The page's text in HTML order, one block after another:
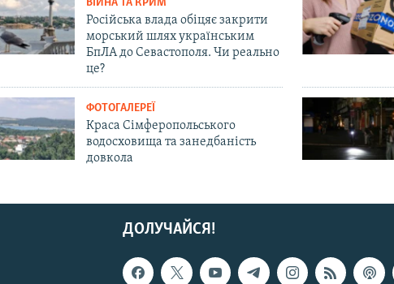
ВІЙНА ТА КРИМ
Російська влада обіцяє закрити
морський шлях українським
БпЛА до Севастополя. Чи реально
це?
ФОТОГАЛЕРЕЇ
Краса Сімферопольського
водосховища та занедбаність
довкола
ДОЛУЧАЙСЯ!